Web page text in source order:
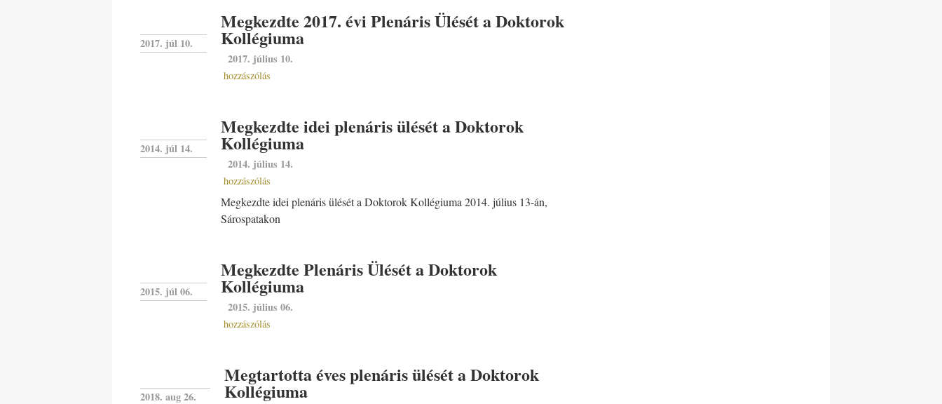
2017. júl 10.
Megkezdte 2017. évi Plenáris Ülését a Doktorok
Kollégiuma
2017. július 10.
hozzászólás
2014. júl 14.
Megkezdte idei plenáris ülését a Doktorok
Kollégiuma
2014. július 14.
hozzászólás
Megkezdte idei plenáris ülését a Doktorok Kollégiuma 2014. július 13-án,
Sárospatakon
2015. júl 06.
Megkezdte Plenáris Ülését a Doktorok
Kollégiuma
2015. július 06.
hozzászólás
2018. aug 26.
Megtartotta éves plenáris ülését a Doktorok
Kollégiuma